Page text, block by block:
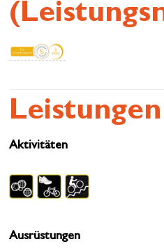
Leistungen
Aktivitäten
Ausrüstungen